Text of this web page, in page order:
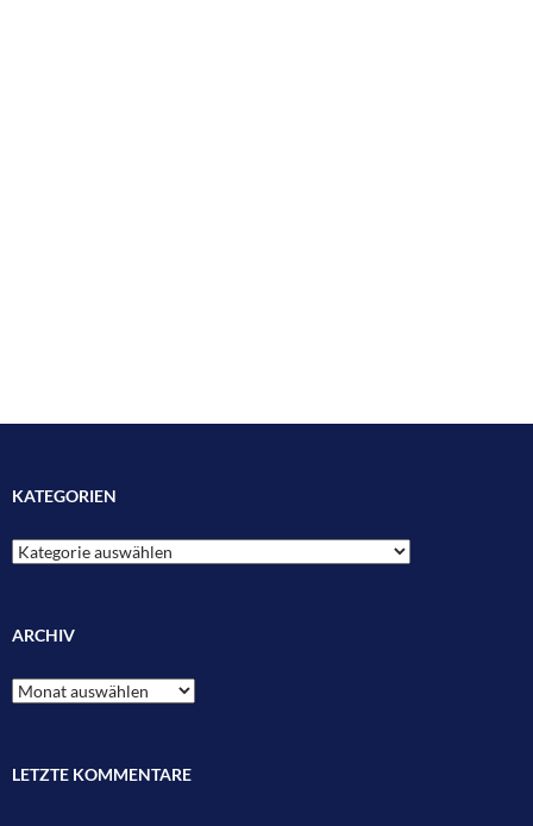
KATEGORIEN
Kategorien
ARCHIV
Archiv
LETZTE KOMMENTARE